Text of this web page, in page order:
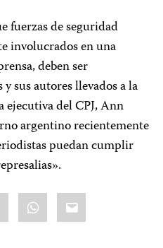
fuerzas de seguridad
involucrados en una
deben ser
sus autores llevados a la
del CPJ, Ann
argentino recientemente
puedan cumplir
WhatsApp
Email